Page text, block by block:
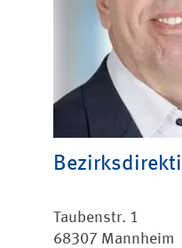
Taubenstr. 1
68307 Mannheim